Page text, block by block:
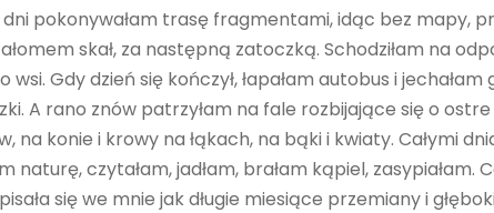
pokonywałam trasę fragmentami, idąc bez mapy,
skał, za następną zatoczką. Schodziłam na
wsi. Gdy dzień się kończył, łapałam autobus i
A rano znów patrzyłam na fale rozbijające się o ostre
na konie i krowy na łąkach, na bąki i kwiaty. Całymi
naturę, czytałam, jadłam, brałam kąpiel,
się we mnie jak długie miesiące przemiany i